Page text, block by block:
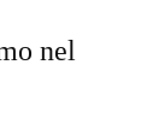
nel